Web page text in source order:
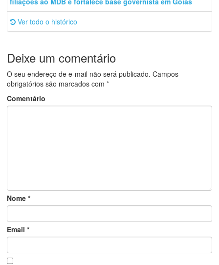
Ver todo o histórico
Deixe um comentário
O seu endereço de e-mail não será publicado. Campos
obrigatórios são marcados com *
Comentário
Nome *
Email *